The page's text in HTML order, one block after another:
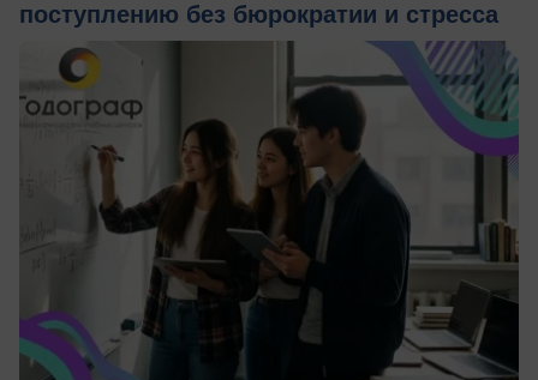
поступлению без бюрократии и стресса